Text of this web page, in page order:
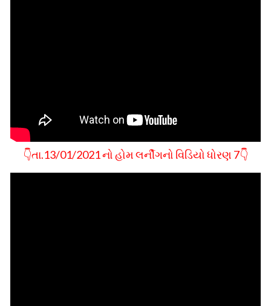
👇તા.13/01/2021 નો હોમ લર્નીગનો વિડિયો ધોરણ 7👇